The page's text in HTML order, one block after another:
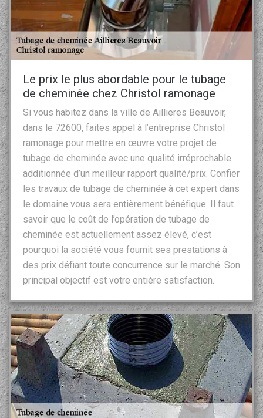
Le prix le plus abordable pour le tubage
de cheminée chez Christol ramonage
Si vous habitez dans la ville de Aillieres Beauvoir,
dans le 72600, faites appel à l’entreprise Christol
ramonage pour mettre en œuvre votre projet de
tubage de cheminée avec une qualité irréprochable
additionnée d’un meilleur rapport qualité/prix. Confier
les travaux de tubage de cheminée à cet expert dans
le domaine vous sera entièrement bénéfique. Il faut
savoir que le coût de l’opération de tubage de
cheminée est actuellement assez élevé, c’est
pourquoi la société vous fournit ses prestations à
des prix défiant toute concurrence sur le marché. Son
principal objectif est votre entière satisfaction.